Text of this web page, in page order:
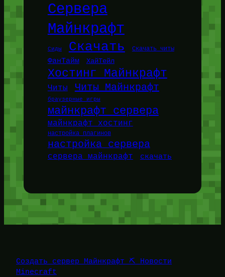
Сервера
Майнкрафт
Сиды Скачать Скачать читы
ФанТайм ХайТейл
Хостинг Майнкрафт
Читы Читы Майнкрафт
браузерные игры
майнкрафт сервера
майнкрафт хостинг
настройка плагинов
настройка сервера
сервера майнкрафт скачать
Создать сервер Майнкрафт ⛏️ Новости
Minecraft